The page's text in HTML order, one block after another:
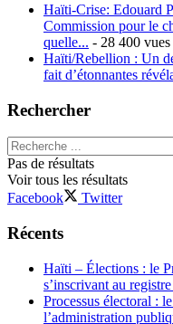
Haïti-Crise: Edouard
Commission pour le
quelle... - 28 400 vues
Haïti/Rebellion : Un
fait d’étonnantes
Rechercher
Pas de résultats
Voir tous les résultats
Facebook
Twitter
Récents
Haïti – Élections : le
s’inscrivant au
Processus électoral :
l’administration